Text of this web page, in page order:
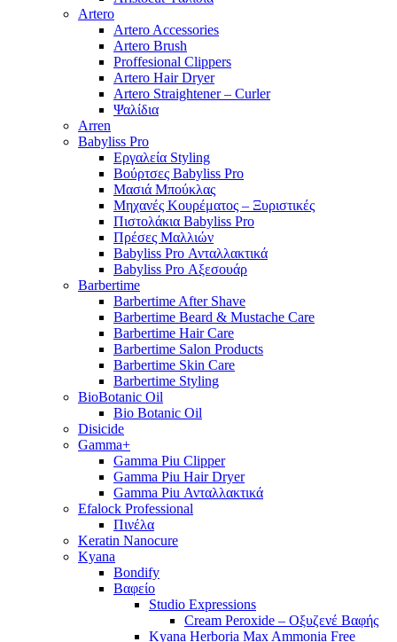
Artero
Artero Accessories
Artero Brush
Proffesional Clippers
Artero Hair Dryer
Artero Straightener – Curler
Ψαλίδια
Arren
Babyliss Pro
Εργαλεία Styling
Βούρτσες Babyliss Pro
Μασιά Μπούκλας
Μηχανές Κουρέματος – Ξυριστικές
Πιστολάκια Babyliss Pro
Πρέσες Μαλλιών
Babyliss Pro Ανταλλακτικά
Babyliss Pro Αξεσουάρ
Barbertime
Barbertime After Shave
Barbertime Beard & Mustache Care
Barbertime Hair Care
Barbertime Salon Products
Barbertime Skin Care
Barbertime Styling
BioBotanic Oil
Bio Botanic Oil
Disicide
Gamma+
Gamma Piu Clipper
Gamma Piu Hair Dryer
Gamma Piu Ανταλλακτικά
Efalock Professional
Πινέλα
Keratin Nanocure
Kyana
Bondify
Βαφείο
Studio Expressions
Cream Peroxide – Οξυζενέ Βαφής
Kyana Herboria Max Ammonia Free